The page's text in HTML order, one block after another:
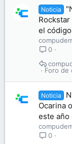
Noticia
el
0
Foro de
Noticia
Ocarina
este año
0